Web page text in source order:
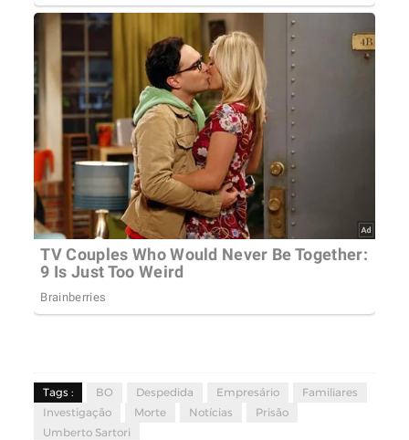
Tags : BO Despedida Empresário
Familiares
Investigação
Morte Notícias
Prisão
Umberto Sartori